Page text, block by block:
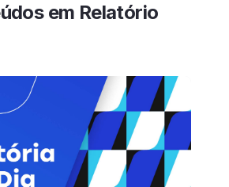
em Relatório